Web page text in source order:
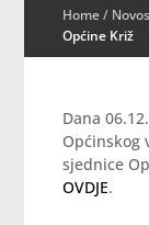
Home/
Općine Križ
Dana
Općinskog
sjednice
OVDJE.